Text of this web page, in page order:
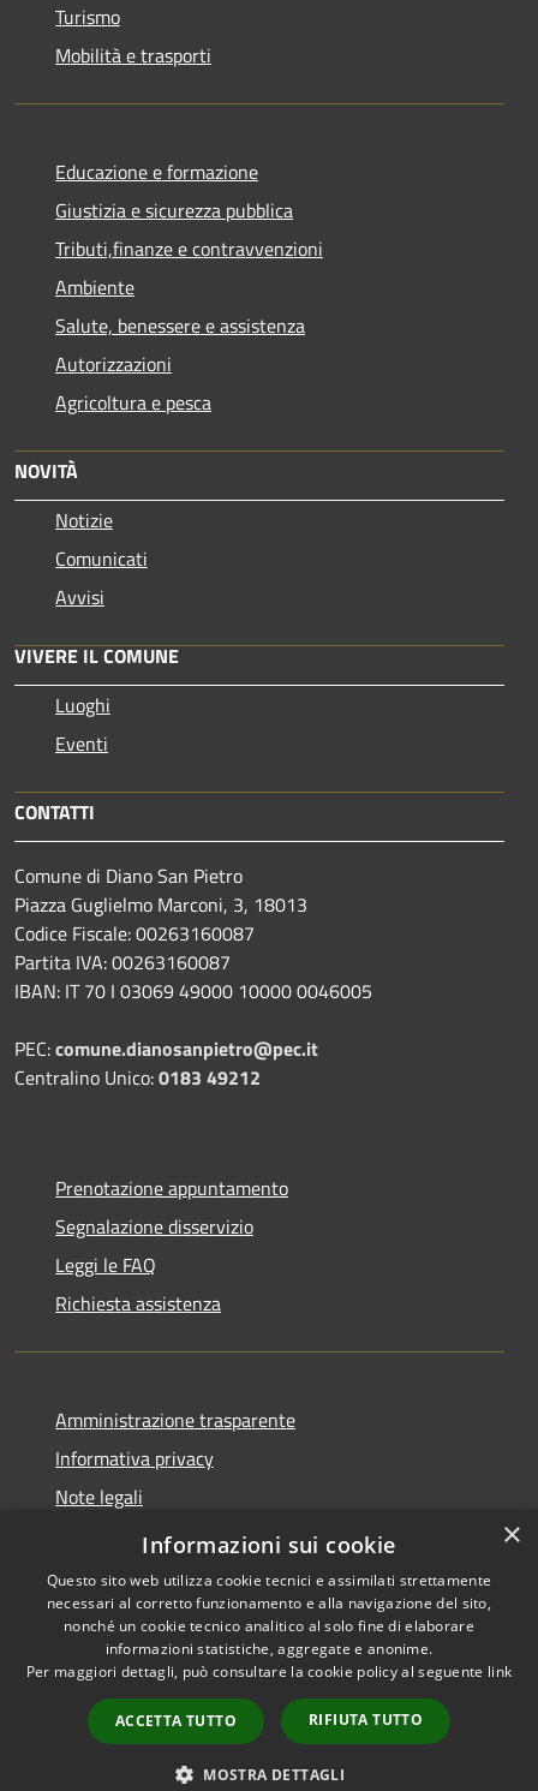
Turismo
Mobilità e trasporti
Educazione e formazione
Giustizia e sicurezza pubblica
Tributi,finanze e contravvenzioni
Ambiente
Salute, benessere e assistenza
Autorizzazioni
Agricoltura e pesca
NOVITÀ
Notizie
Comunicati
Avvisi
VIVERE IL COMUNE
Luoghi
Eventi
CONTATTI
Comune di Diano San Pietro
Piazza Guglielmo Marconi, 3, 18013
Codice Fiscale: 00263160087
Partita IVA: 00263160087
IBAN: IT 70 I 03069 49000 10000 0046005
PEC:comune.dianosanpietro@pec.it
Centralino Unico:0183 49212
Prenotazione appuntamento
Segnalazione disservizio
Leggi le FAQ
Richiesta assistenza
Amministrazione trasparente
Informativa privacy
Note legali
Dichiarazione di accessibilità
Accessibilità
Copyright © 2026 • Comune di
Diano San Pietro • Powered by
Municipium•
Accesso
redazione
×
Informazioni sui cookie
Questo sito web utilizza cookie tecnici e assimilati strettamente
necessari al corretto funzionamento e alla navigazione del sito,
nonché un cookie tecnico analitico al solo fine di elaborare
informazioni statistiche, aggregate e anonime.
Per maggiori dettagli, può consultare la cookie policy al seguente link
ACCETTA TUTTO RIFIUTA TUTTO
MOSTRA DETTAGLI